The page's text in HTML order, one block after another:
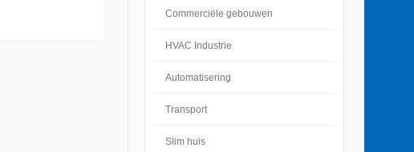
Commerciële gebouwen
HVAC Industrie
Automatisering
Transport
Slim huis